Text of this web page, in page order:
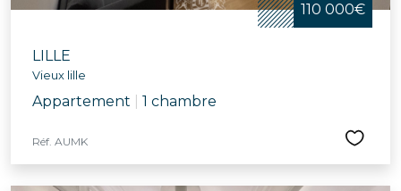
110 000€
LILLE
Vieux lille
Appartement 1 chambre
Réf. AUMK